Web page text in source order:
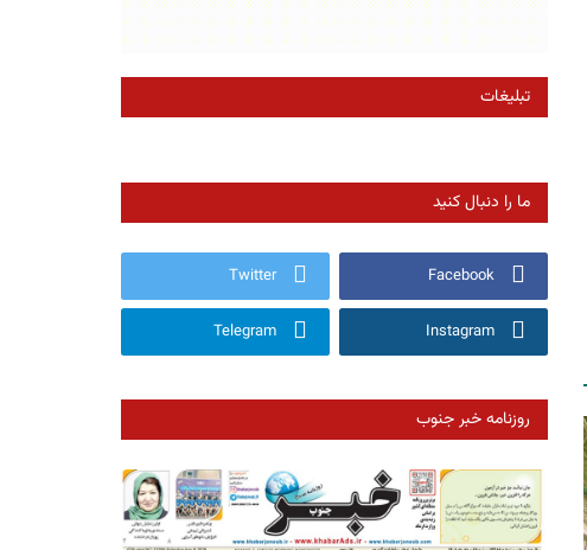
تبلیغات
ما را دنبال کنید
Facebook
Twitter
Instagram
Telegram
روزنامه خبر جنوب